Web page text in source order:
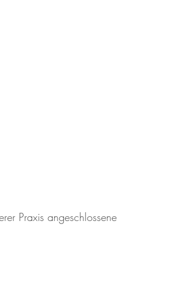
Praxis angeschlossene